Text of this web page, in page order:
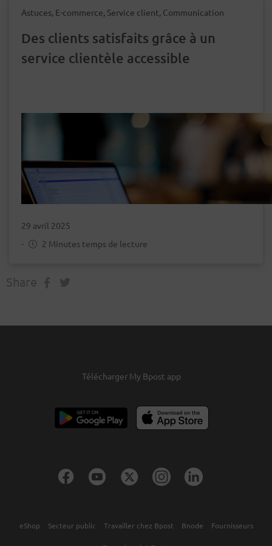
Astuces, E-commerce, Service client, Communication
Des clients satisfaits grâce à un
service clientèle accessible
29 avril 2025
-
2 Minutes temps de lecture
Télécharger My Bpost app
eShop Secteur public Travailler chez Bpost Bnode Fournisseurs